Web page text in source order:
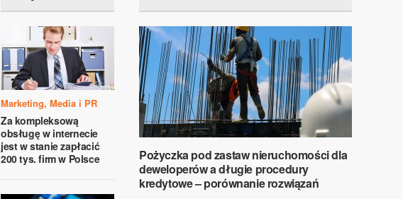
Marketing, Media i PR
Za kompleksową
obsługę w internecie
jest w stanie zapłacić
200 tys. firm w Polsce
Pożyczka pod zastaw nieruchomości dla
deweloperów a długie procedury
kredytowe – porównanie rozwiązań